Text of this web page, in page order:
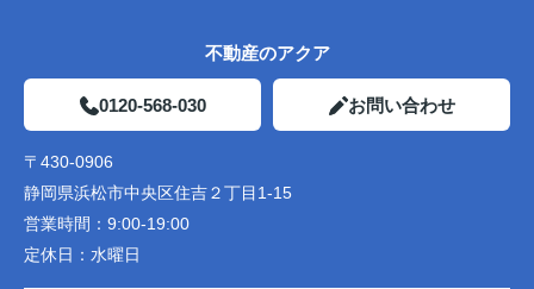
不動産のアクア
0120-568-030 お問い合わせ
〒430-0906
静岡県浜松市中央区住吉２丁目1-15
営業時間： 9:00-19:00
定休日： 水曜日